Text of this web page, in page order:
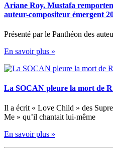
Ariane Roy, Mustafa
auteur-compositeur émergent
Présenté par le Panthéon des
En savoir plus »
La SOCAN pleure la mort de
Il a écrit « Love Child » des
Me » qu’il chantait lui-même
En savoir plus »